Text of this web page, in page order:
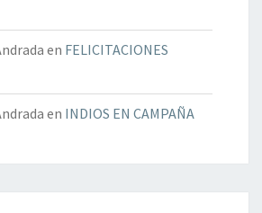
en FELICITACIONES
en INDIOS EN CAMPAÑA